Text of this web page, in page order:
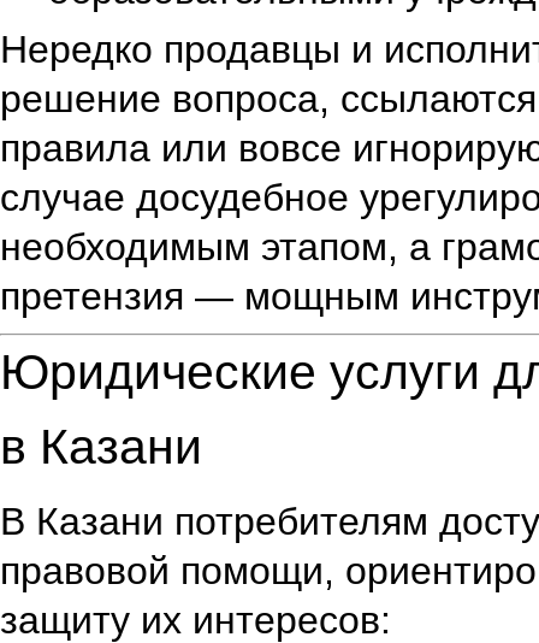
Нередко продавцы и
решение вопроса,
правила или вовсе
случае досудебное
необходимым этапом, а
претензия — мощным
Юридические услуги
в Казани
В Казани потребителям
правовой помощи,
защиту их интересов: